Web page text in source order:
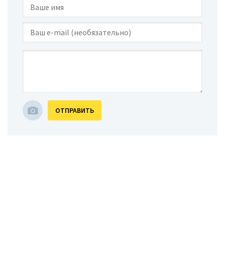
ОТПРАВИТЬ